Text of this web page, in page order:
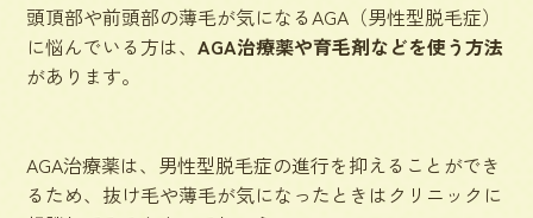
頭頂部や前頭部の薄毛が気になるAGA（男性型脱毛症）
に悩んでいる方は、AGA治療薬や育毛剤などを使う方法
があります。
AGA治療薬は、男性型脱毛症の進行を抑えることができ
るため、抜け毛や薄毛が気になったときはクリニックに